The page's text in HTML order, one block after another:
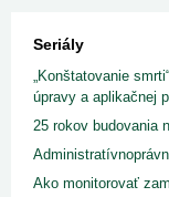
Seriály
„Konštatovanie
úpravy a aplikačnej
25 rokov budovania
Ako monitorovať